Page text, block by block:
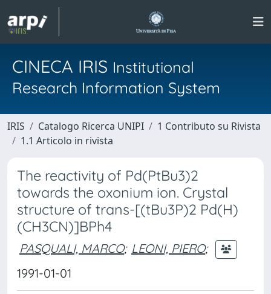
CINECA IRIS Institutional
Research Information System
IRIS Catalogo Ricerca UNIPI
1 Contributo su Rivista
1.1 Articolo in rivista
The reactivity of Pd(PtBu3)2
towards the oxonium ion. Crystal
structure of trans-[(tBu3P)2 Pd(H)
(CH3CN)]BPh4
PASQUALI, MARCO; LEONI, PIERO;
1991-01-01